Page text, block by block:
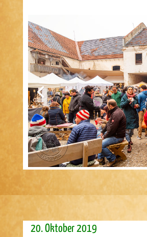
20. Oktober 2019